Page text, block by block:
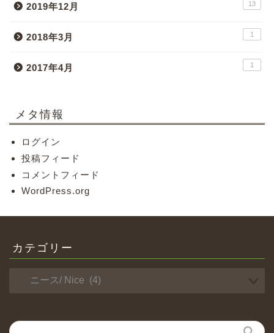
2019年12月 13
2018年3月 1
2017年4月 1
メタ情報
ログイン
投稿フィード
コメントフィード
WordPress.org
カテゴリー